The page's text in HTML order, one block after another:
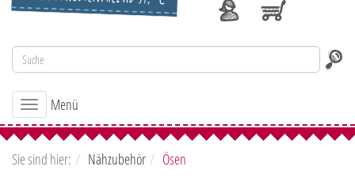
Toggle
navigation
Menü
Sie sind hier: Nähzubehör Ösen